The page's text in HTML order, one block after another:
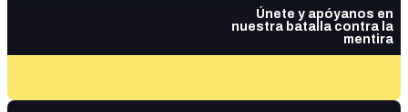
Únete y apóyanos en
nuestra batalla contra la
mentira